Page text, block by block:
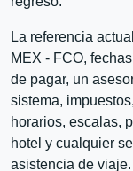
La referencia
MEX - FCO,
de pagar, un
sistema,
horarios, escalas,
hotel y cualquier
asistencia de viaje.